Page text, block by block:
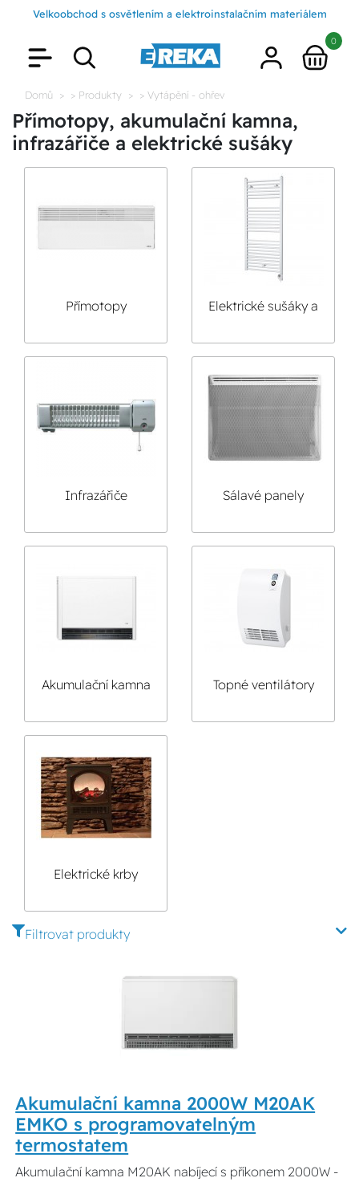
Velkoobchod s osvětlením a elektroinstalačním materiálem
0
Domů > Produkty > Vytápění - ohřev
Přímotopy, akumulační kamna,
infrazářiče a elektrické sušáky
Přímotopy
Elektrické sušáky a
Infrazářiče Sálavé panely
Akumulační kamna Topné ventilátory
Elektrické krby
Filtrovat produkty
Akumulační kamna 2000W M20AK
EMKO s programovatelným
termostatem
Akumulační kamna M20AK nabíjecí s příkonem 2000W -